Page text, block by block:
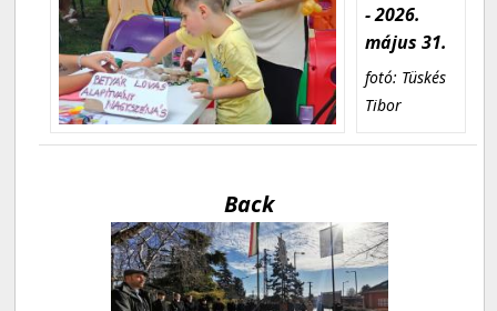
- 2026.
május 31.
fotó: Tüskés
Tibor
Back